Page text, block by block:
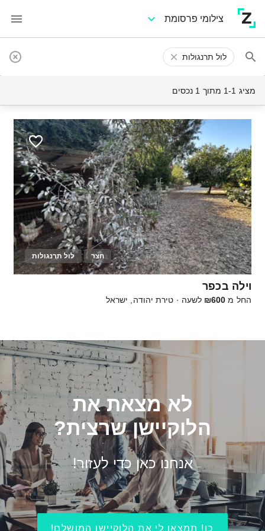
צילומי פרסומת
לול תרנגולות
מציג 1-1 מתוך 1 נכסים
חצר לול תרנגולות
15
וילה בכפר
החל מ ₪600 לשעה · טירת יהודה, ישראל
לא מצאת את
הלוקיישן שרצית?
אנחנו כאן כדי לעזור!
כן! תמצאו לי את הלוקיישן המושלם!